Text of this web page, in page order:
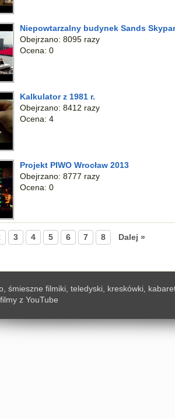
Niepowtarzalny budynek Sands
Obejrzano: 8095 razy
Ocena: 0
Kalkulator z 1981 r.
Obejrzano: 8412 razy
Ocena: 4
Projekt PIWO Wrocław 2013
Obejrzano: 8777 razy
Ocena: 0
3 4 5 6 7 8 Dalej »
śmieszne filmiki, teledyski, kreskówki,
z YouTube